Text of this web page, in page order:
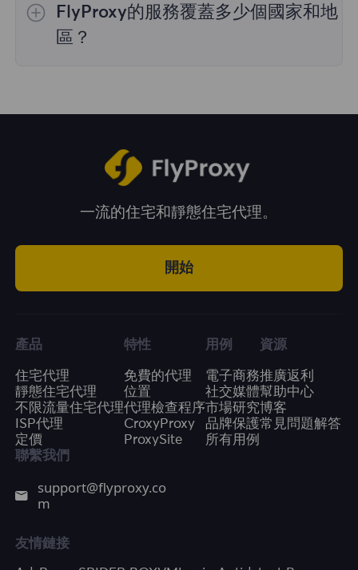
有用。您可以在管理面板中自由選擇和切換不同
國家的IP地址。
FlyProxy的服務覆蓋多少個國家和地
區？
一流的住宅和靜態住宅代理。
開始
產品
住宅代理
靜態住宅代理
不限流量住宅代理
ISP代理
定價
特性
免費的代理
位置
代理檢查程序
CroxyProxy
ProxySite
用例
電子商務
社交媒體
市場研究
品牌保護
所有用例
資源
推廣返利
幫助中心
博客
常見問題解答
聯繫我們
support@flyproxy.co
m
友情鏈接